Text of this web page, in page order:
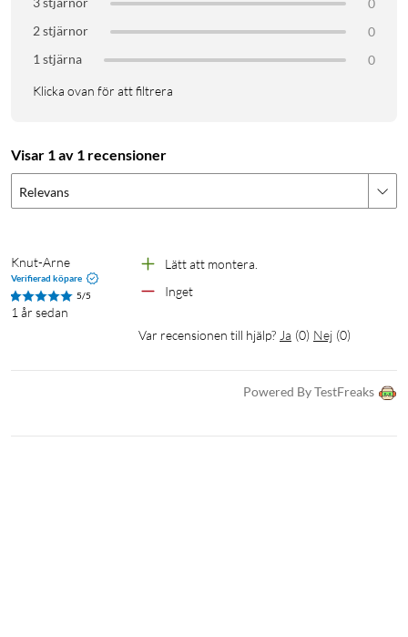
0
2 stjärnor
0
1 stjärna
0
Klicka ovan för att filtrera
Visar 1 av 1 recensioner
Relevans
Knut-Arne
Verifierad köpare
5/5
1 år sedan
Lätt att montera.
Inget
Var recensionen till hjälp? Ja (0) Nej (0)
Powered By TestFreaks